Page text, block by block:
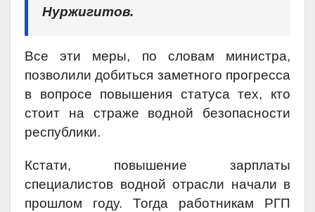
Нуржигитов.
Все эти меры, по словам министра,
позволили добиться заметного прогресса
в вопросе повышения статуса тех, кто
стоит на страже водной безопасности
республики.
Кстати, повышение зарплаты
специалистов водной отрасли начали в
прошлом году. Тогда работникам РГП